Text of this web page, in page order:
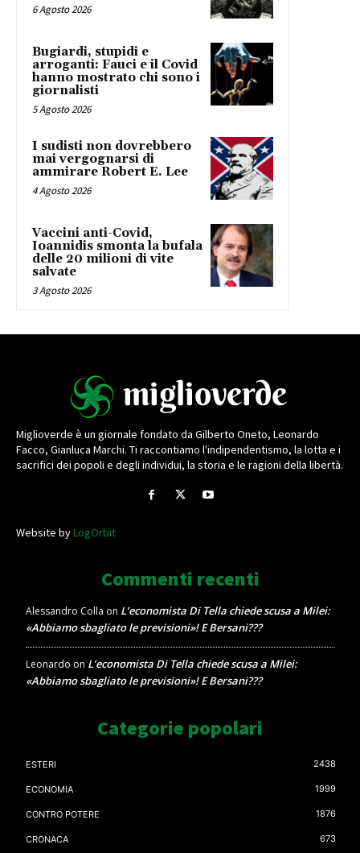
6 Agosto 2026
Bugiardi, stupidi e
arroganti: Fauci e il Covid
hanno mostrato chi sono i
giornalisti
5 Agosto 2026
I sudisti non dovrebbero
mai vergognarsi di
ammirare Robert E. Lee
4 Agosto 2026
Vaccini anti-Covid,
Ioannidis smonta la bufala
delle 20 milioni di vite
salvate
3 Agosto 2026
Miglioverde è un giornale fondato da Gilberto Oneto, Leonardo
Facco, Gianluca Marchi. Ti raccontiamo l'indipendentismo, la lotta e i
sacrifici dei popoli e degli individui, la storia e le ragioni della libertà.
Website byLogOrbit
Commenti recenti
Alessandro Colla on L’economista Di Tella chiede scusa a Milei:
«Abbiamo sbagliato le previsioni»! E Bersani???
Leonardo on L’economista Di Tella chiede scusa a Milei:
«Abbiamo sbagliato le previsioni»! E Bersani???
Categorie popolari
ESTERI 2438
ECONOMIA 1999
CONTRO POTERE 1876
CRONACA 673